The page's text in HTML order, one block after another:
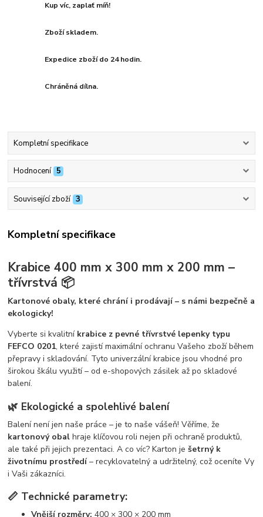
Kup víc, zaplať míň!
Zboží skladem.
Expedice zboží do 24 hodin.
Chráněná dílna.
Kompletní specifikace
Hodnocení 5
Související zboží 3
Kompletní specifikace
Krabice 400 mm x 300 mm x 200 mm –
třívrstvá 📦
Kartonové obaly, které chrání i prodávají – s námi bezpečně a
ekologicky!
Vyberte si kvalitní krabice z pevné třívrstvé lepenky typu
FEFCO 0201, které zajistí maximální ochranu Vašeho zboží během
přepravy i skladování. Tyto univerzální krabice jsou vhodné pro
širokou škálu využití – od e-shopových zásilek až po skladové
balení.
🌿 Ekologické a spolehlivé balení
Balení není jen naše práce – je to naše vášeň! Věříme, že
kartonový obal hraje klíčovou roli nejen při ochraně produktů,
ale také při jejich prezentaci. A co víc? Karton ješetrný k
životnímu prostředí– recyklovatelný a udržitelný, což oceníte Vy
i Vaši zákazníci.
📏 Technické parametry:
Vnější rozměry: 400 × 300 × 200 mm